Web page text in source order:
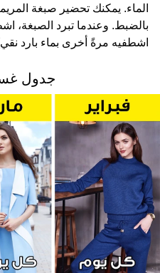
الماء. يمكنك تحضير صبغة
بالضبط. وعندما تبرد الصبغة،
اشطفيه مرةً أخرى بماء بارد
جدول